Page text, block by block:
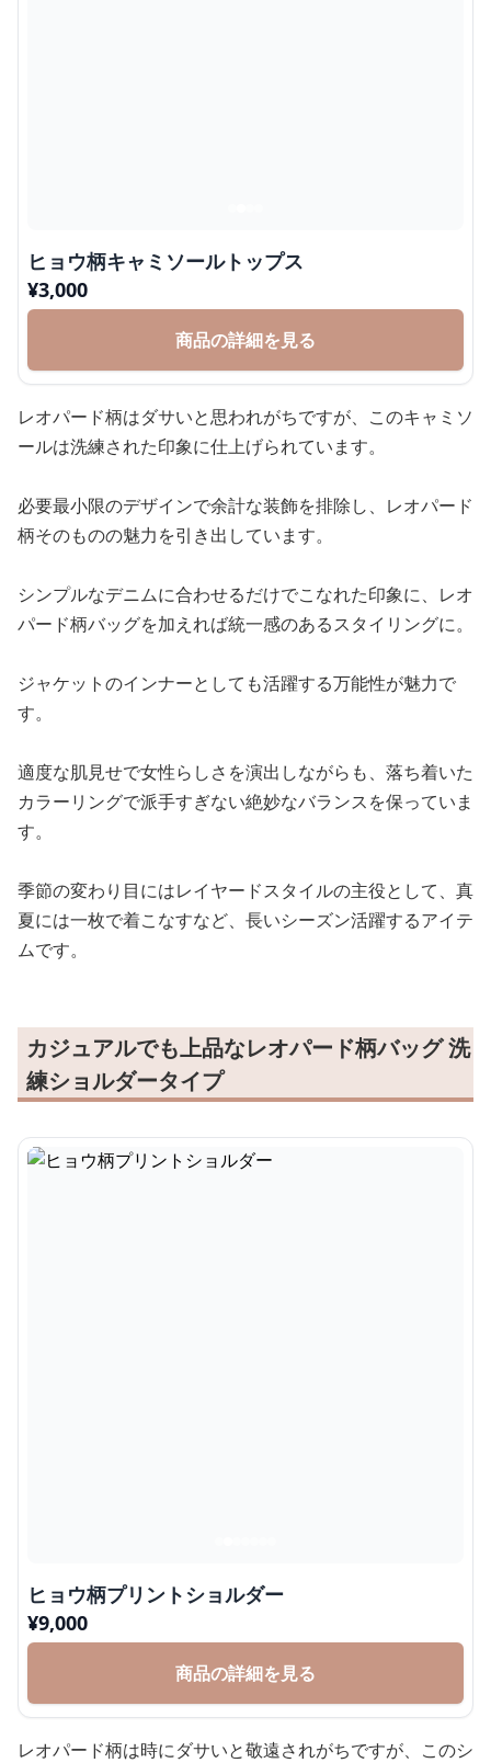
ヒョウ柄キャミソールトップス
¥3,000
商品の詳細を見る
レオパード柄はダサいと思われがちですが、このキャミソ
ールは洗練された印象に仕上げられています。
必要最小限のデザインで余計な装飾を排除し、レオパード
柄そのものの魅力を引き出しています。
シンプルなデニムに合わせるだけでこなれた印象に、レオ
パード柄バッグを加えれば統一感のあるスタイリングに。
ジャケットのインナーとしても活躍する万能性が魅力で
す。
適度な肌見せで女性らしさを演出しながらも、落ち着いた
カラーリングで派手すぎない絶妙なバランスを保っていま
す。
季節の変わり目にはレイヤードスタイルの主役として、真
夏には一枚で着こなすなど、長いシーズン活躍するアイテ
ムです。
カジュアルでも上品なレオパード柄バッグ 洗
練ショルダータイプ
ヒョウ柄プリントショルダー
¥9,000
商品の詳細を見る
レオパード柄は時にダサいと敬遠されがちですが、このシ